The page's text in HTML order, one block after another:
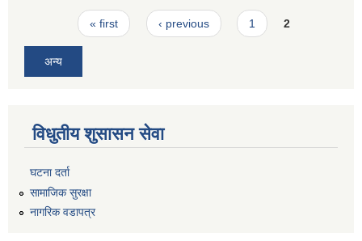
Pages« first ‹ previous 1 2
अन्य
विधुतीय शुसासन सेवा
घटना दर्ता
सामाजिक सुरक्षा
नागरिक वडापत्र